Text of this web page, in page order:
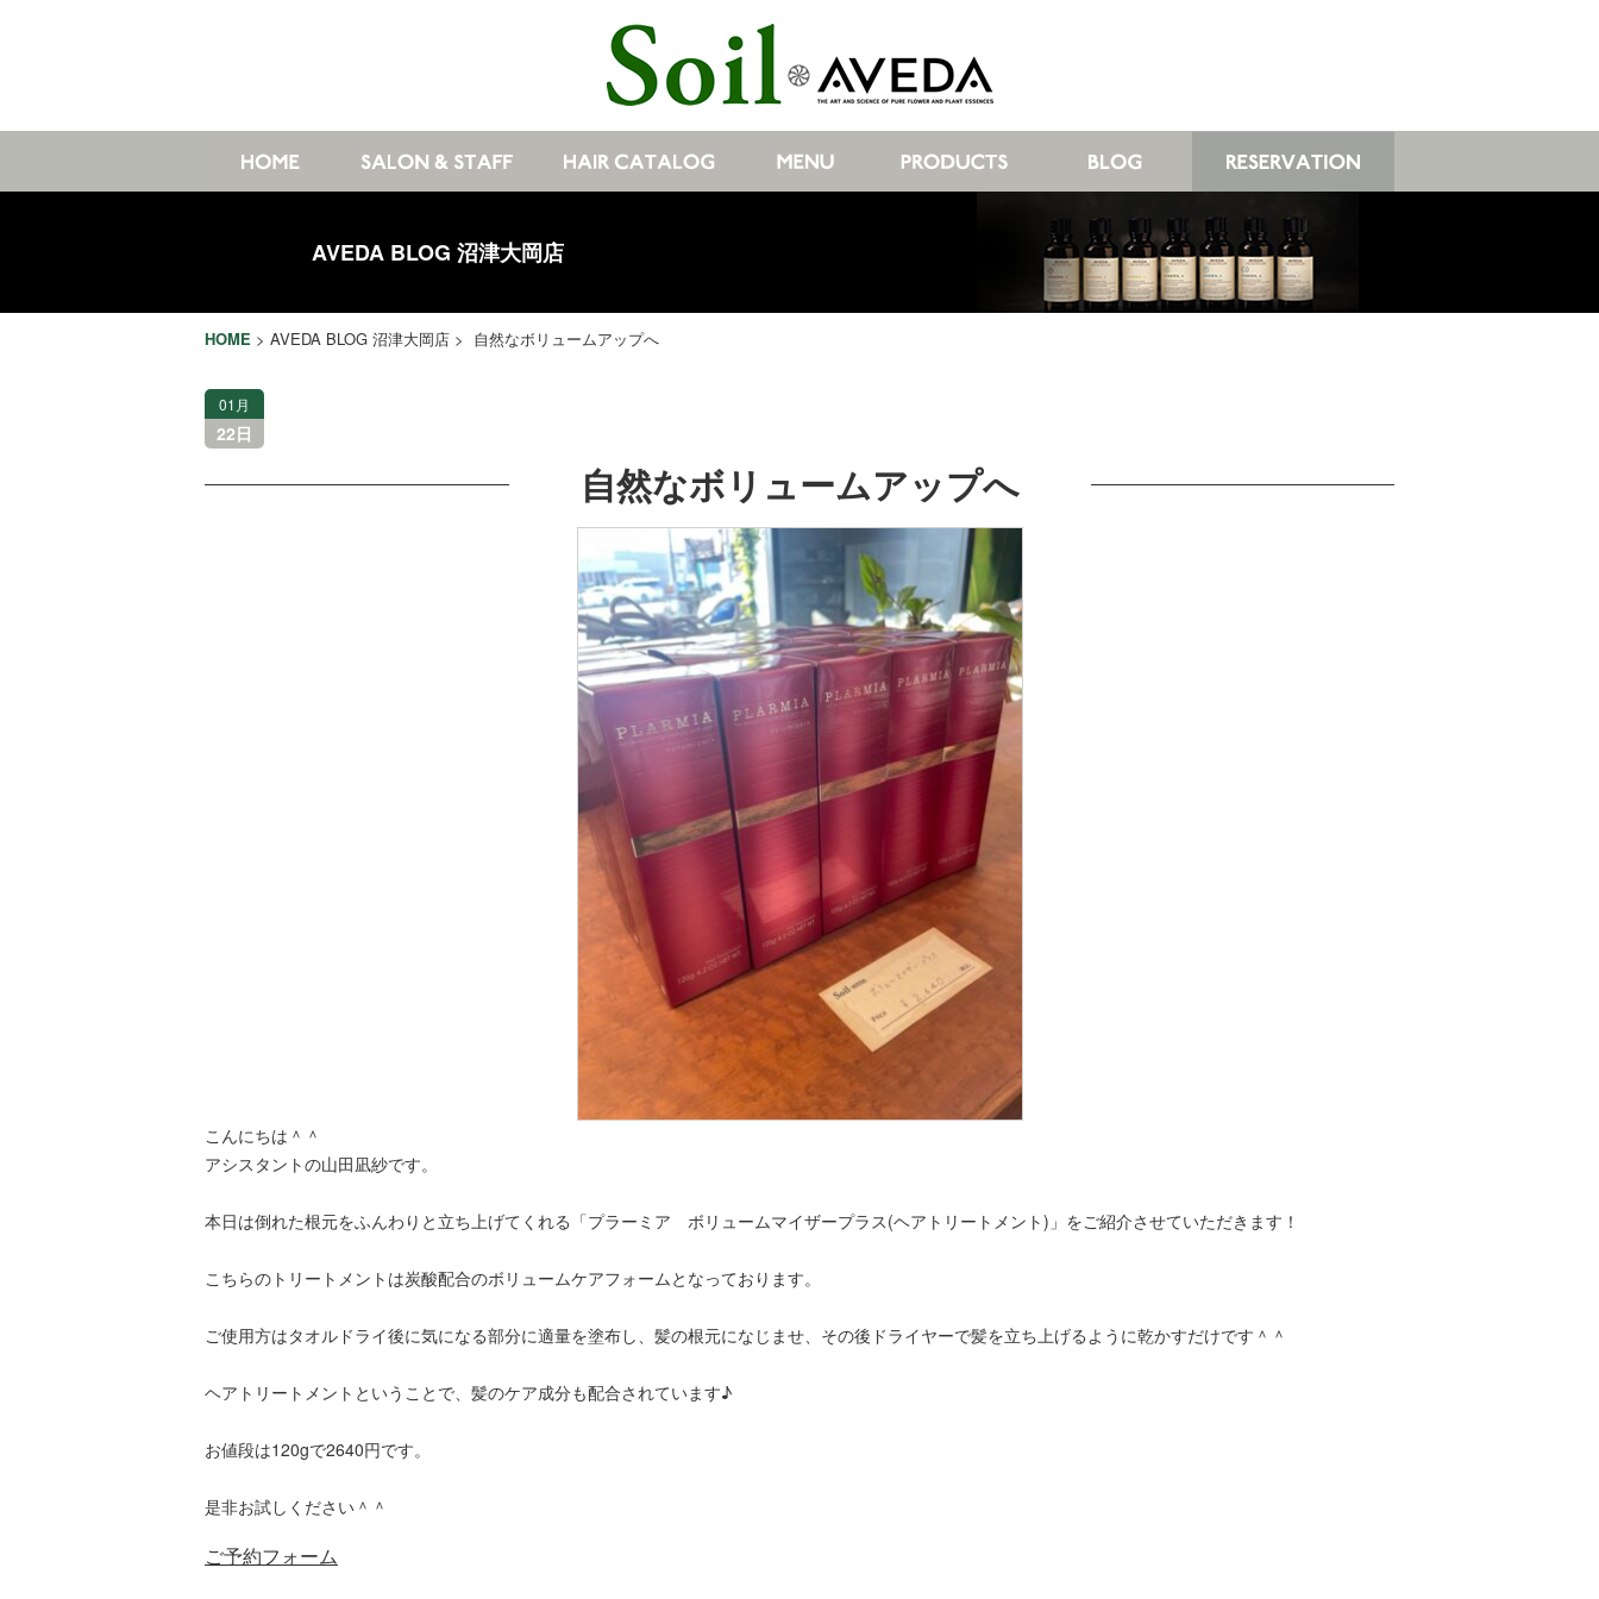
AVEDA BLOG 沼津大岡店
HOME > AVEDA BLOG 沼津大岡店 > 自然なボリュームアップへ
01月
22日
自然なボリュームアップへ
こんにちは＾＾
アシスタントの山田凪紗です。
本日は倒れた根元をふんわりと立ち上げてくれる「プラーミア ボリュームマイザープラス(ヘアトリートメント)」をご紹介させていただきます！
こちらのトリートメントは炭酸配合のボリュームケアフォームとなっております。
ご使用方はタオルドライ後に気になる部分に適量を塗布し、髪の根元になじませ、その後ドライヤーで髪を立ち上げるように乾かすだけです＾＾
ヘアトリートメントということで、髪のケア成分も配合されています♪
お値段は120gで2640円です。
是非お試しください＾＾
ご予約フォーム